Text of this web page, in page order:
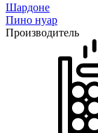
Шардоне
Пино нуар
Производитель